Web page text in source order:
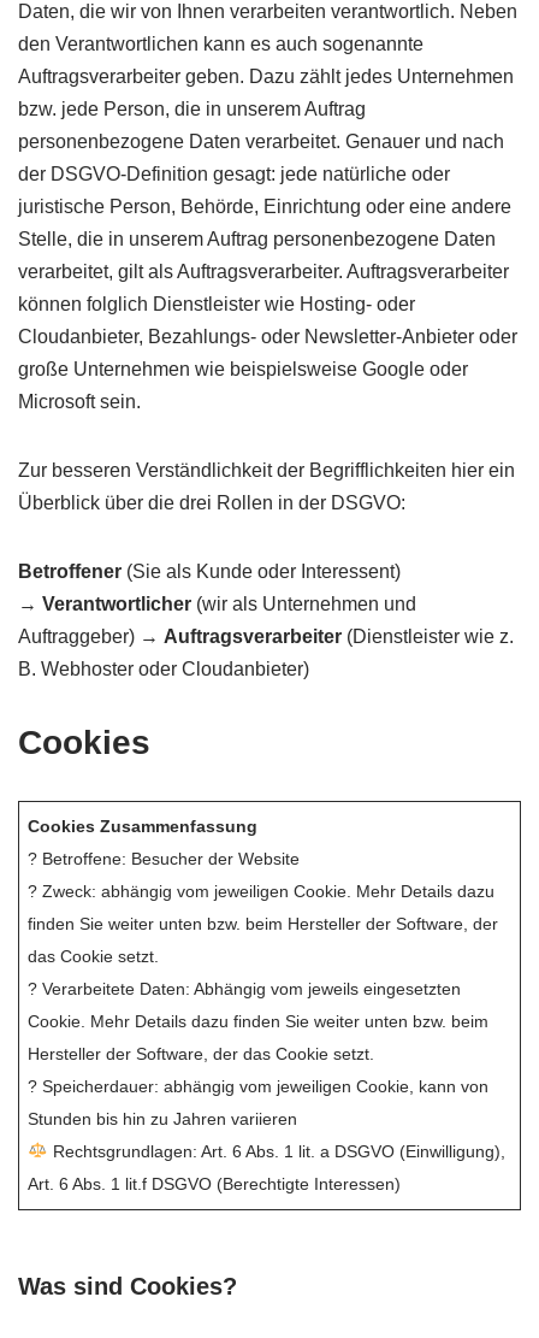
Daten, die wir von Ihnen verarbeiten verantwortlich. Neben
den Verantwortlichen kann es auch sogenannte
Auftragsverarbeiter geben. Dazu zählt jedes Unternehmen
bzw. jede Person, die in unserem Auftrag
personenbezogene Daten verarbeitet. Genauer und nach
der DSGVO-Definition gesagt: jede natürliche oder
juristische Person, Behörde, Einrichtung oder eine andere
Stelle, die in unserem Auftrag personenbezogene Daten
verarbeitet, gilt als Auftragsverarbeiter. Auftragsverarbeiter
können folglich Dienstleister wie Hosting- oder
Cloudanbieter, Bezahlungs- oder Newsletter-Anbieter oder
große Unternehmen wie beispielsweise Google oder
Microsoft sein.
Zur besseren Verständlichkeit der Begrifflichkeiten hier ein
Überblick über die drei Rollen in der DSGVO:
Betroffener (Sie als Kunde oder Interessent)
→ Verantwortlicher (wir als Unternehmen und
Auftraggeber) → Auftragsverarbeiter (Dienstleister wie z.
B. Webhoster oder Cloudanbieter)
Cookies
Cookies Zusammenfassung
? Betroffene: Besucher der Website
? Zweck: abhängig vom jeweiligen Cookie. Mehr Details dazu
finden Sie weiter unten bzw. beim Hersteller der Software, der
das Cookie setzt.
? Verarbeitete Daten: Abhängig vom jeweils eingesetzten
Cookie. Mehr Details dazu finden Sie weiter unten bzw. beim
Hersteller der Software, der das Cookie setzt.
? Speicherdauer: abhängig vom jeweiligen Cookie, kann von
Stunden bis hin zu Jahren variieren
Rechtsgrundlagen: Art. 6 Abs. 1 lit. a DSGVO (Einwilligung),
Art. 6 Abs. 1 lit.f DSGVO (Berechtigte Interessen)
Was sind Cookies?